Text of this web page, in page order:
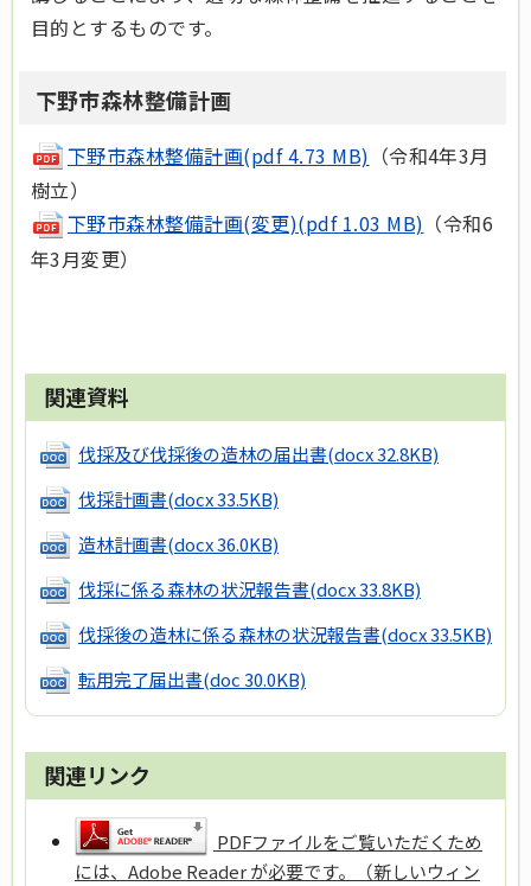
目的とするものです。
下野市森林整備計画
下野市森林整備計画(pdf 4.73 MB) （令和4年3月
樹立）
下野市森林整備計画(変更)(pdf 1.03 MB) （令和6
年3月変更）
関連資料
伐採及び伐採後の造林の届出書(docx 32.8KB)
伐採計画書(docx 33.5KB)
造林計画書(docx 36.0KB)
伐採に係る森林の状況報告書(docx 33.8KB)
伐採後の造林に係る森林の状況報告書(docx 33.5KB)
転用完了届出書(doc 30.0KB)
関連リンク
PDFファイルをご覧いただくため
には、Adobe Reader が必要です。（新しいウィン